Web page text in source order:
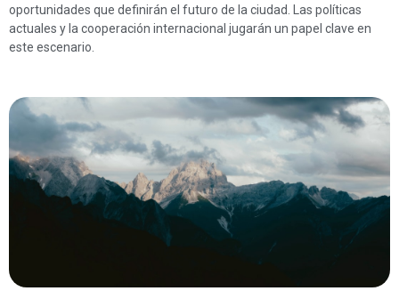
oportunidades que definirán el futuro de la ciudad. Las políticas
actuales y la cooperación internacional jugarán un papel clave en
este escenario.